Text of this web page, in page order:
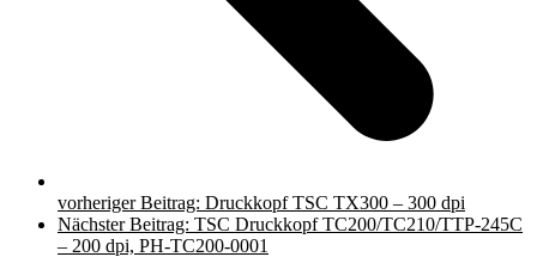
vorheriger Beitrag: Druckkopf TSC TX300 – 300 dpi
Nächster Beitrag: TSC Druckkopf TC200/TC210/TTP-245C
– 200 dpi, PH-TC200-0001